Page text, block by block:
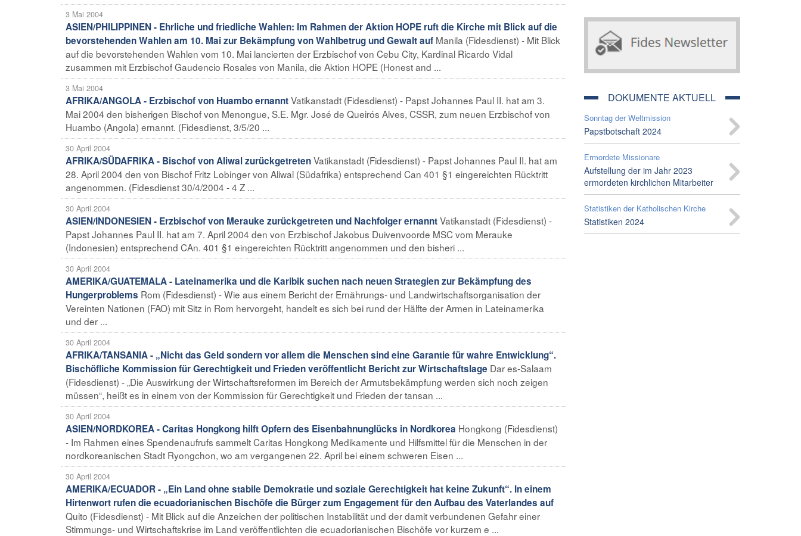
3 Mai 2004
ASIEN/PHILIPPINEN - Ehrliche und friedliche Wahlen: Im Rahmen der Aktion HOPE ruft die Kirche mit Blick auf die
bevorstehenden Wahlen am 10. Mai zur Bekämpfung von Wahlbetrug und Gewalt auf Manila (Fidesdienst) - Mit Blick
auf die bevorstehenden Wahlen vom 10. Mai lancierten der Erzbischof von Cebu City, Kardinal Ricardo Vidal
zusammen mit Erzbischof Gaudencio Rosales von Manila, die Aktion HOPE (Honest and ...
3 Mai 2004
AFRIKA/ANGOLA - Erzbischof von Huambo ernanntVatikanstadt (Fidesdienst) - Papst Johannes Paul II. hat am 3.
Mai 2004 den bisherigen Bischof von Menongue, S.E. Mgr. José de Queirós Alves, CSSR, zum neuen Erzbischof von
Huambo (Angola) ernannt. (Fidesdienst, 3/5/20 ...
30 April 2004
AFRIKA/SÜDAFRIKA - Bischof von Aliwal zurückgetretenVatikanstadt (Fidesdienst) - Papst Johannes Paul II. hat am
28. April 2004 den von Bischof Fritz Lobinger von Aliwal (Südafrika) entsprechend Can 401 §1 eingereichten Rücktritt
angenommen. (Fidesdienst 30/4/2004 - 4 Z ...
30 April 2004
ASIEN/INDONESIEN - Erzbischof von Merauke zurückgetreten und Nachfolger ernanntVatikanstadt (Fidesdienst) -
Papst Johannes Paul II. hat am 7. April 2004 den von Erzbischof Jakobus Duivenvoorde MSC vom Merauke
(Indonesien) entsprechend CAn. 401 §1 eingereichten Rücktritt angenommen und den bisheri ...
30 April 2004
AMERIKA/GUATEMALA - Lateinamerika und die Karibik suchen nach neuen Strategien zur Bekämpfung des
Hungerproblems Rom (Fidesdienst) - Wie aus einem Bericht der Ernährungs- und Landwirtschaftsorganisation der
Vereinten Nationen (FAO) mit Sitz in Rom hervorgeht, handelt es sich bei rund der Hälfte der Armen in Lateinamerika
und der ...
30 April 2004
AFRIKA/TANSANIA - „Nicht das Geld sondern vor allem die Menschen sind eine Garantie für wahre Entwicklung“.
Bischöfliche Kommission für Gerechtigkeit und Frieden veröffentlicht Bericht zur Wirtschaftslage Dar es-Salaam
(Fidesdienst) - „Die Auswirkung der Wirtschaftsreformen im Bereich der Armutsbekämpfung werden sich noch zeigen
müssen“, heißt es in einem von der Kommission für Gerechtigkeit und Frieden der tansan ...
30 April 2004
ASIEN/NORDKOREA - Caritas Hongkong hilft Opfern des Eisenbahnunglücks in Nordkorea Hongkong (Fidesdienst)
- Im Rahmen eines Spendenaufrufs sammelt Caritas Hongkong Medikamente und Hilfsmittel für die Menschen in der
nordkoreanischen Stadt Ryongchon, wo am vergangenen 22. April bei einem schweren Eisen ...
30 April 2004
AMERIKA/ECUADOR - „Ein Land ohne stabile Demokratie und soziale Gerechtigkeit hat keine Zukunft“. In einem
Hirtenwort rufen die ecuadorianischen Bischöfe die Bürger zum Engagement für den Aufbau des Vaterlandes auf
Quito (Fidesdienst) - Mit Blick auf die Anzeichen der politischen Instabilität und der damit verbundenen Gefahr einer
Stimmungs- und Wirtschaftskrise im Land veröffentlichten die ecuadorianischen Bischöfe vor kurzem e ...
DOKUMENTE AKTUELL
Sonntag der Weltmission
Papstbotschaft 2024
Ermordete Missionare
Aufstellung der im Jahr 2023
ermordeten kirchlichen Mitarbeiter
Statistiken der Katholischen Kirche
Statistiken 2024